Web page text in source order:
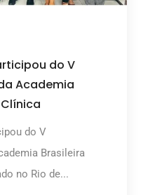
do V
Academia
do V
Brasileira
no Rio de...